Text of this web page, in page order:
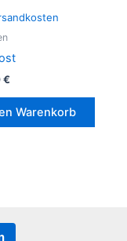
€
Warenkorb